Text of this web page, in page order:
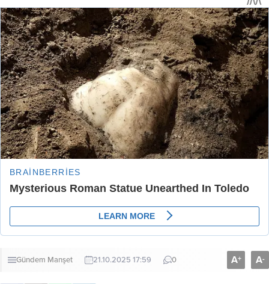
Gündem Manşet 21.10.2025 17:59 0 A+ A-